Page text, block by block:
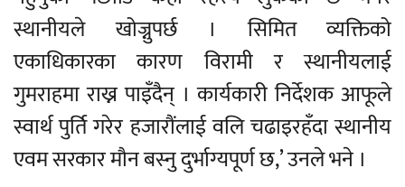
स्थानीयले खोज्नुपर्छ । सिमित व्यक्तिको
एकाधिकारका कारण विरामी र स्थानीयलाई
गुमराहमा राख्न पाइँदैन् । कार्यकारी निर्देशक आफूले
स्वार्थ पुर्ति गरेर हजारौंलाई वलि चढाइरहँदा स्थानीय
एवम सरकार मौन बस्नु दुर्भाग्यपूर्ण छ,’ उनले भने ।